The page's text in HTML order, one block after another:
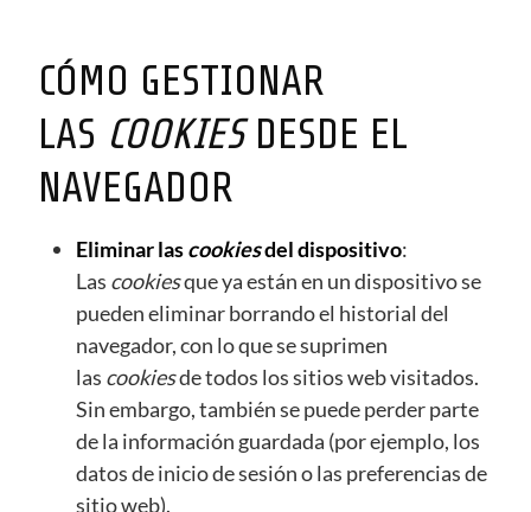
CÓMO GESTIONAR
LAS COOKIESDESDE EL
NAVEGADOR
Eliminar lascookiesdel dispositivo:
Las cookiesque ya están en un dispositivo se
pueden eliminar borrando el historial del
navegador, con lo que se suprimen
las cookiesde todos los sitios web visitados.
Sin embargo, también se puede perder parte
de la información guardada (por ejemplo, los
datos de inicio de sesión o las preferencias de
sitio web).